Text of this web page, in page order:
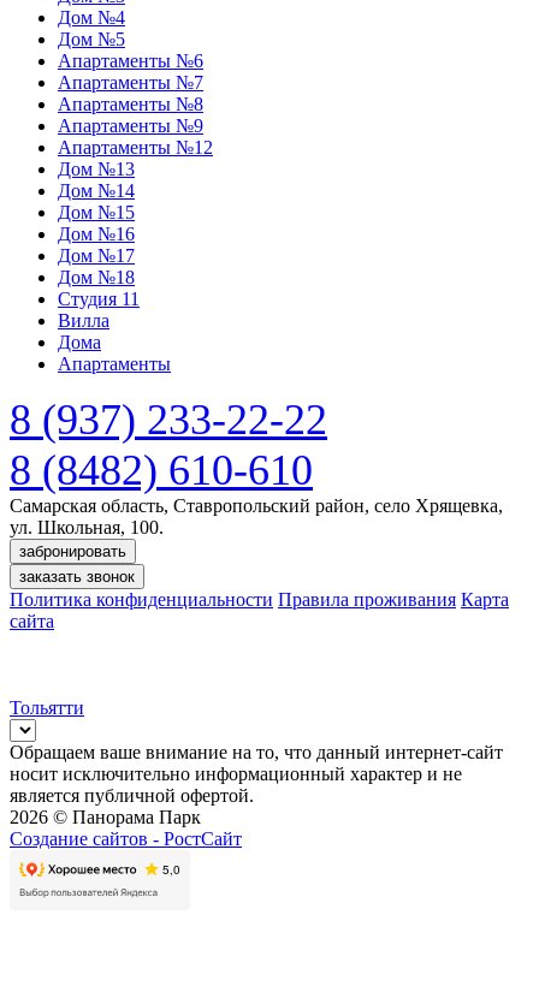
Дом №4
Дом №5
Апартаменты №6
Апартаменты №7
Апартаменты №8
Апартаменты №9
Апартаменты №12
Дом №13
Дом №14
Дом №15
Дом №16
Дом №17
Дом №18
Студия 11
Вилла
Дома
Апартаменты
8 (937) 233-22-22
8 (8482) 610-610
Самарская область, Ставропольский район, село Хрящевка,
ул. Школьная, 100.
забронировать
заказать звонок
Политика конфиденциальности Правила проживания Карта
сайта
Тольятти
Обращаем ваше внимание на то, что данный интернет-сайт
носит исключительно информационный характер и не
является публичной офертой.
2026 © Панорама Парк
Создание сайтов - РостСайт